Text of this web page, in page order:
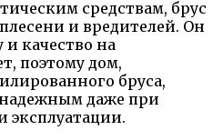
средствам, брус
и вредителей. Он
качество на
поэтому дом,
бруса,
даже при
эксплуатации.